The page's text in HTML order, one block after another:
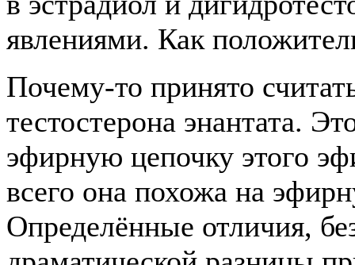
явлениями. Как
Почему-то принято
тестостерона энантата.
эфирную цепочку этого
всего она похожа на
Определённые отличия,